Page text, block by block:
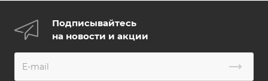
Подписывайтесь
на новости и акции